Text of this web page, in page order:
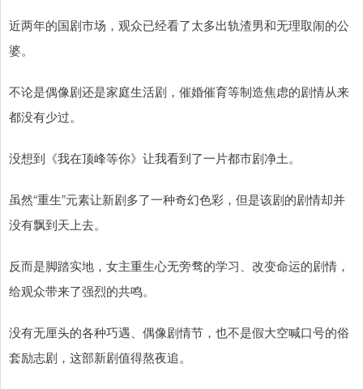
近两年的国剧市场，观众已经看了太多出轨渣男和无理取闹的公
婆。
不论是偶像剧还是家庭生活剧，催婚催育等制造焦虑的剧情从来
都没有少过。
没想到《我在顶峰等你》让我看到了一片都市剧净土。
虽然“重生”元素让新剧多了一种奇幻色彩，但是该剧的剧情却并
没有飘到天上去。
反而是脚踏实地，女主重生心无旁骛的学习、改变命运的剧情，
给观众带来了强烈的共鸣。
没有无厘头的各种巧遇、偶像剧情节，也不是假大空喊口号的俗
套励志剧，这部新剧值得熬夜追。